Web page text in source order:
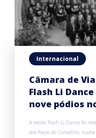
Internacional
Câmara de
Flash Li
nove pódios
A escola Flash Li Dance foi
dos Paços do Concelho,